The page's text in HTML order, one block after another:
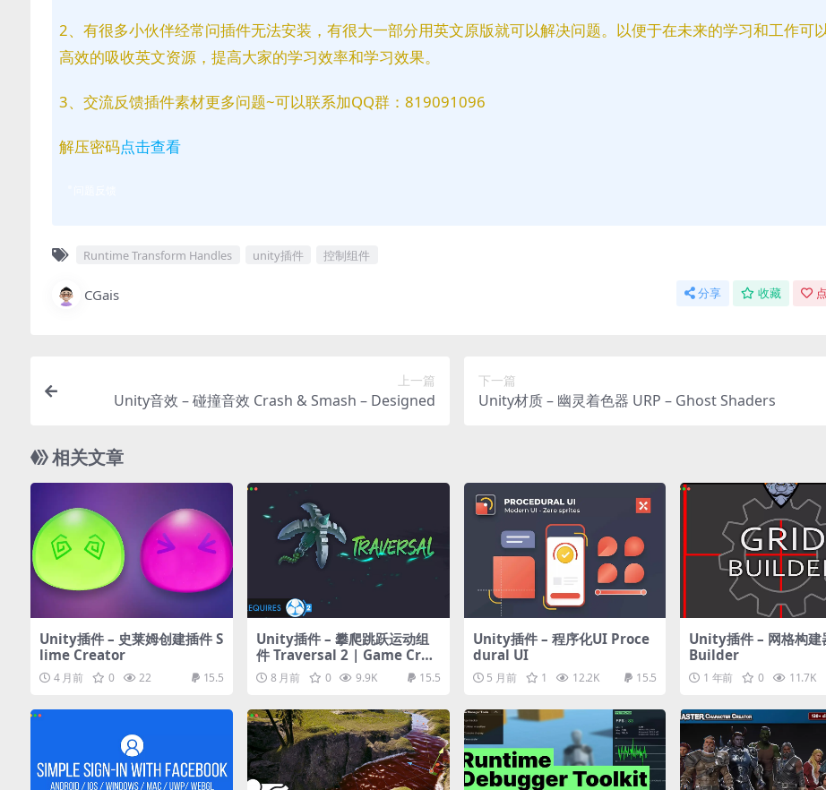
2、有很多小伙伴经常问插件无法安装，有很大一部分用英文原版就可以解决问题。以便于在未来的学习和工作可
高效的吸收英文资源，提高大家的学习效率和学习效果。
3、交流反馈插件素材更多问题~可以联系加QQ群：819091096
解压密码点击查看
Runtime Transform Handles unity插件 控制组件
CGais 分享 收藏
上一篇
Unity音效 – 碰撞音效 Crash & Smash – Designed
下一篇
Unity材质 – 幽灵着色器 URP – Ghost Shaders
相关文章
Unity插件 – 史莱姆创建插件 S
lime Creator
4 月前 0 22 15.5
Unity插件 – 攀爬跳跃运动组
件 Traversal 2 | Game Crea
tor 2
8 月前 0 9.9K 15.5
Unity插件 – 程序化UI Proce
dural UI
5 月前 1 12.2K 15.5
Unity插件 – 网格构
Builder
1 年前 0 11.7K